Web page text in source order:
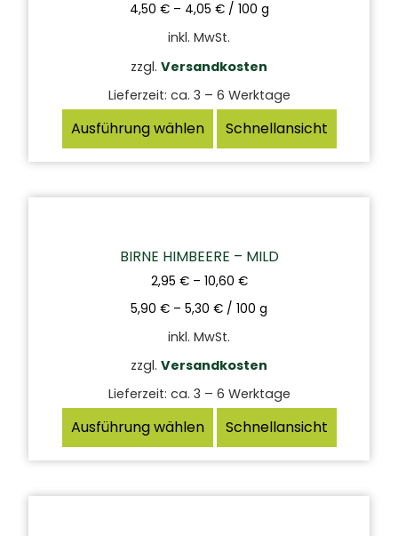
4,50 €– 4,05 €/ 100 g
inkl. MwSt.
zzgl. Versandkosten
Lieferzeit: ca. 3 – 6 Werktage
Ausführung wählen Schnellansicht
BIRNE HIMBEERE – MILD
2,95 €– 10,60 €
5,90 € – 5,30 € / 100 g
inkl. MwSt.
zzgl. Versandkosten
Lieferzeit: ca. 3 – 6 Werktage
Ausführung wählen Schnellansicht